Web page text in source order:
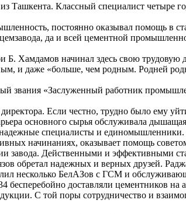
Ташкента. Классный специалист четыре
постоянно оказывал помощь в
да и всей цементной
Хамдамов начинал здесь свою трудовую
и даже «больше, чем родным. Родней
звания «Заслуженный работник
Если честно, трудно было ему
основного сырья обслуживала
специалисты и единомышленники.
начинаниях, оказывает помощь
Действенными и эффективными
обретал надежных и верных друзей.
несколько БелАЗов с ГСМ и
доставляли цементников на
С той поры сотрудничество и